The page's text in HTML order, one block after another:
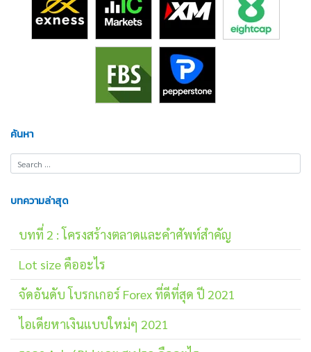
ค้นหา
บทความล่าสุด
บทที่ 2 : โครงสร้างตลาดและคำศัพท์สำคัญ
Lot size คืออะไร
จัดอันดับ โบรกเกอร์ Forex ที่ดีที่สุด ปี 2021
ไอเดียหาเงินแบบใหม่ๆ 2021